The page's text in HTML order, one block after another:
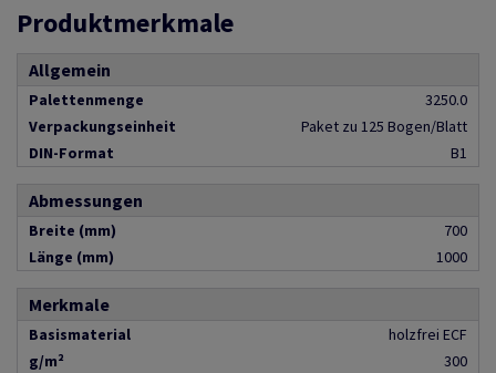
Produktmerkmale
Allgemein
Palettenmenge
3250.0
Verpackungseinheit
Paket zu 125 Bogen/Blatt
DIN-Format
B1
Abmessungen
Breite (mm)
700
Länge (mm)
1000
Merkmale
Basismaterial
holzfrei ECF
g/m²
300